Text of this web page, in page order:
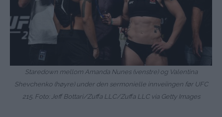
Staredown mellom Amanda Nunes (venstre) og Valentina
Shevchenko (høyre) under den sermonielle innveiingen før UFC
215. Foto: Jeff Bottari/Zuffa LLC/Zuffa LLC via Getty Images